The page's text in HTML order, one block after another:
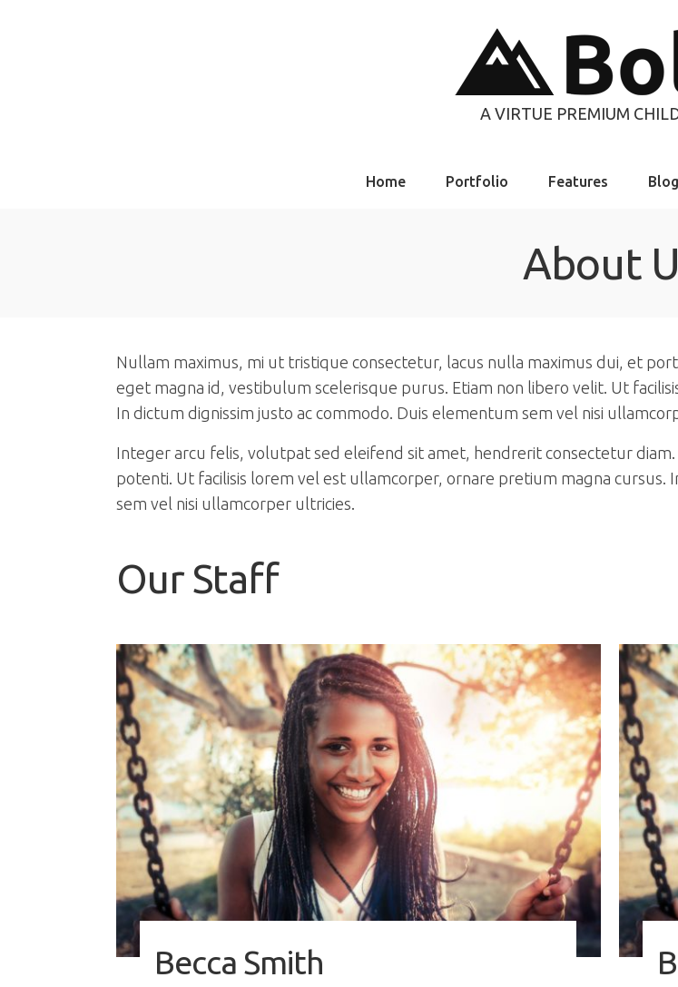
A VIRTUE PREMIUM
Home Portfolio Features Blog
About
Nullam maximus, mi ut tristique consectetur, lacus nulla maximus dui, et
eget magna id, vestibulum scelerisque purus. Etiam non libero velit. Ut
In dictum dignissim justo ac commodo. Duis elementum sem vel nisi
Integer arcu felis, volutpat sed eleifend sit amet, hendrerit consectetur diam.
potenti. Ut facilisis lorem vel est ullamcorper, ornare pretium magna cursus.
sem vel nisi ullamcorper ultricies.
Our Staff
Becca Smith